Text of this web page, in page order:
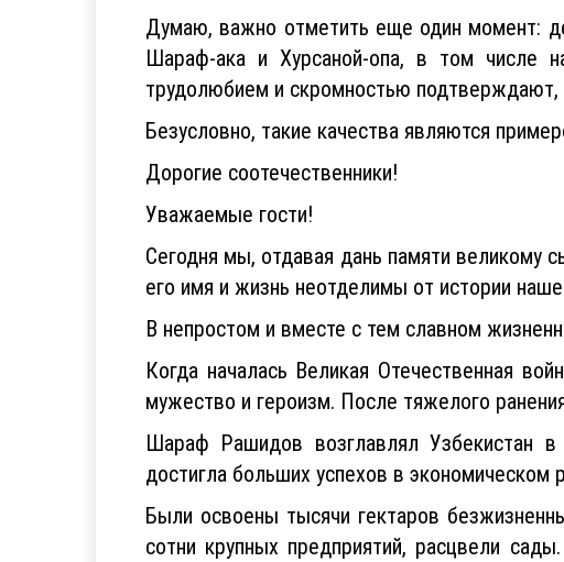
Думаю, важно отметить еще один момент:
Шараф-ака и Хурсаной-опа, в том числе
трудолюбием и скромностью
Безусловно, такие качества являются
Дорогие соотечественники!
Уважаемые гости!
Сегодня мы, отдавая дань памяти великому
его имя и жизнь неотделимы от истории
В непростом и вместе с тем славном
Когда началась Великая Отечественная
мужество и героизм. После тяжелого
Шараф Рашидов возглавлял Узбекистан
достигла больших успехов в экономическом
Были освоены тысячи гектаров
сотни крупных предприятий, расцвели